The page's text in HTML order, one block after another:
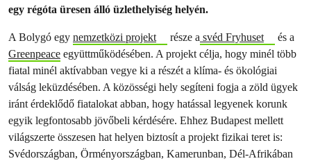
egy régóta üresen álló üzlethelyiség helyén.
A Bolygó egy nemzetközi projekt része asvéd Fryhuset
és a
Greenpeace együttműködésében. A projekt célja, hogy minél több
fiatal minél aktívabban vegye ki a részét a klíma- és ökológiai
válság leküzdésében. A közösségi hely segíteni fogja a zöld ügyek
iránt érdeklődő fiatalokat abban, hogy hatással legyenek korunk
egyik legfontosabb jövőbeli kérdésére. Ehhez Budapest mellett
világszerte összesen hat helyen biztosít a projekt fizikai teret is:
Svédországban, Örményországban, Kamerunban, Dél-Afrikában